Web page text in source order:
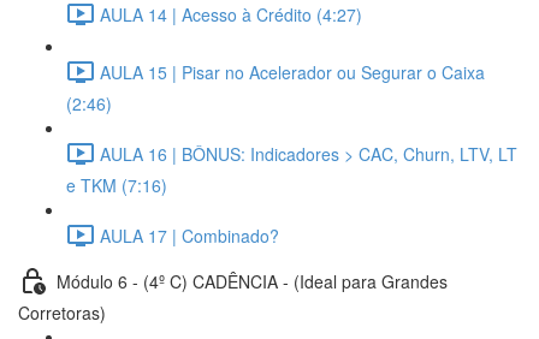
AULA 14 | Acesso à Crédito (4:27)
AULA 15 | Pisar no Acelerador ou Segurar o Caixa
(2:46)
AULA 16 | BÔNUS: Indicadores > CAC, Churn, LTV, LT
e TKM (7:16)
AULA 17 | Combinado?
Módulo 6 - (4º C) CADÊNCIA - (Ideal para Grandes
Corretoras)